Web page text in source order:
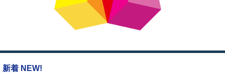
新着 NEW!